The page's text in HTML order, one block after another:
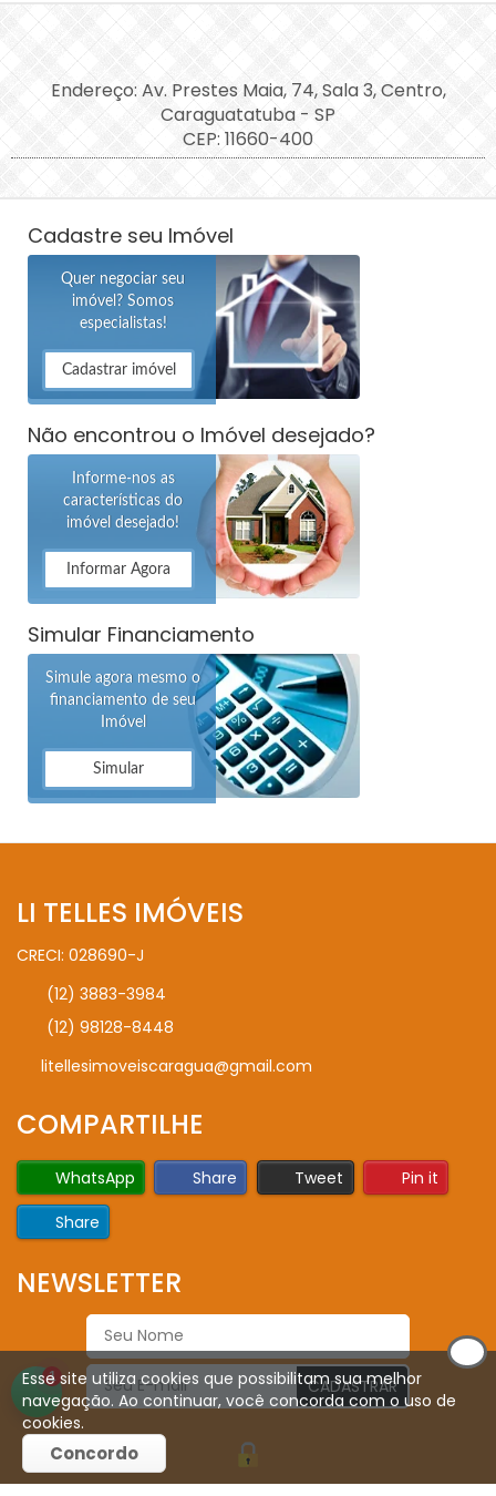
Endereço: Av. Prestes Maia, 74, Sala 3, Centro,
Caraguatatuba - SP
CEP: 11660-400
Cadastre seu Imóvel
Quer negociar seu
imóvel? Somos
especialistas!
Cadastrar imóvel
Não encontrou o Imóvel desejado?
Informe-nos as
características do
imóvel desejado!
Informar Agora
Simular Financiamento
Simule agora mesmo o
financiamento de seu
Imóvel
Simular
LI TELLES IMÓVEIS
CRECI: 028690-J
(12) 3883-3984
(12) 98128-8448
litellesimoveiscaragua@gmail.com
COMPARTILHE
WhatsApp Share Tweet
Pin it
Share
NEWSLETTER
CADASTRAR
1
Esse site utiliza cookies que possibilitam sua melhor
navegação. Ao continuar, você concorda com o uso de
cookies.
Concordo